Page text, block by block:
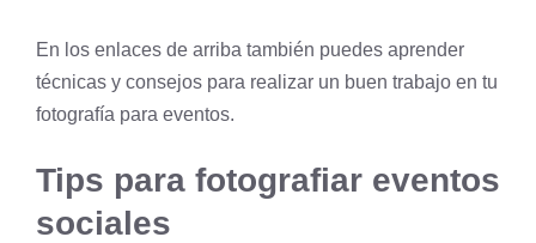
En los enlaces de arriba también puedes aprender
técnicas y consejos para realizar un buen trabajo en tu
fotografía para eventos.
Tips para fotografiar eventos
sociales